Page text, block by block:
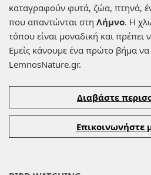
καταγραφούν φυτά, ζώα, πτηνά,
που απαντώνται στη Λήμνο. Η
τόπου είναι μοναδική και
Εμείς κάνουμε ένα πρώτο βήμα
LemnosNature.gr.
Διαβάστε
Επικοινωνήστε